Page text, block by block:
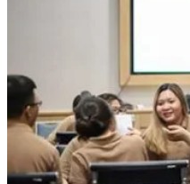
Robotic trẻ
Piano Trẻ
Thanh Nhạc
Sơ Cấp
Toán Tư
Bếp Gia Đình
Trung Cấp CET